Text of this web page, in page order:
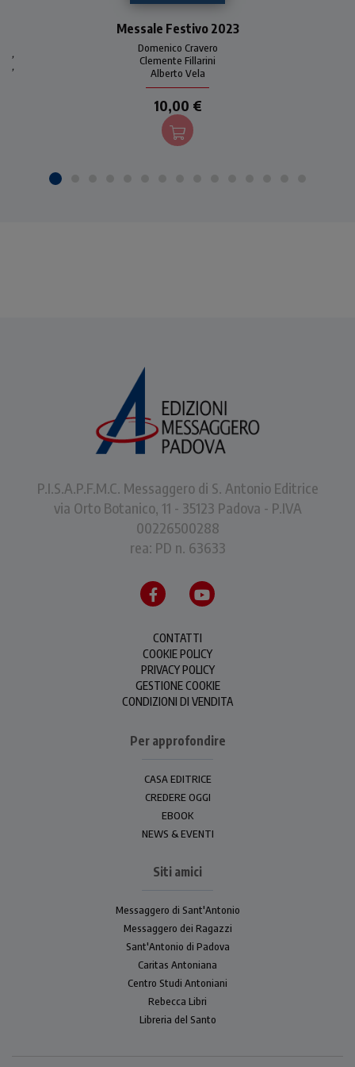
immediato per seguire la
liturgia eucaristica festiva
per tutto l'anno 2023. Con
introduzioni, commenti e
preghiere di Domenico
Cravero.
Domenico Cravero
,
Clemente Fillarini
,
Alberto Vela
Messale Festivo 2023
10,00 €
P.I.S.A.P.F.M.C. Messaggero di S. Antonio Editrice
via Orto Botanico, 11 - 35123 Padova - P.IVA
00226500288
rea: PD n. 63633
CONTATTI
COOKIE POLICY
PRIVACY POLICY
GESTIONE COOKIE
CONDIZIONI DI VENDITA
Per approfondire
CASA EDITRICE
CREDERE OGGI
EBOOK
NEWS & EVENTI
Siti amici
Messaggero di Sant'Antonio
Messaggero dei Ragazzi
Sant'Antonio di Padova
Caritas Antoniana
Centro Studi Antoniani
Rebecca Libri
Libreria del Santo